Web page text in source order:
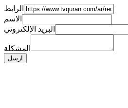
الرابط
الاسم
البريد الإلكتروني
المشكلة
ارسل